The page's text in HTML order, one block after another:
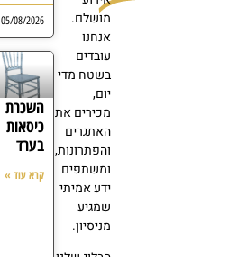
מושלם.
אנחנו
עובדים
בשטח מדי
יום,
מכירים את
האתגרים
והפתרונות,
ומשתפים
ידע אמיתי
שמגיע
מניסיון.
05/08/2026
השכרת
כיסאות
בערד
קרא עוד »